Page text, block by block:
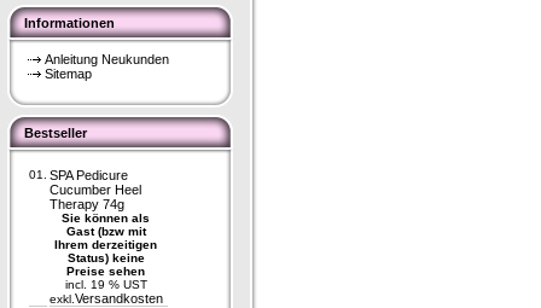
Informationen
Anleitung Neukunden
Sitemap
Bestseller
01.
SPA Pedicure
Cucumber Heel
Therapy 74g
Sie können als
Gast (bzw mit
Ihrem derzeitigen
Status) keine
Preise sehen
incl. 19 % UST
exkl. Versandkosten